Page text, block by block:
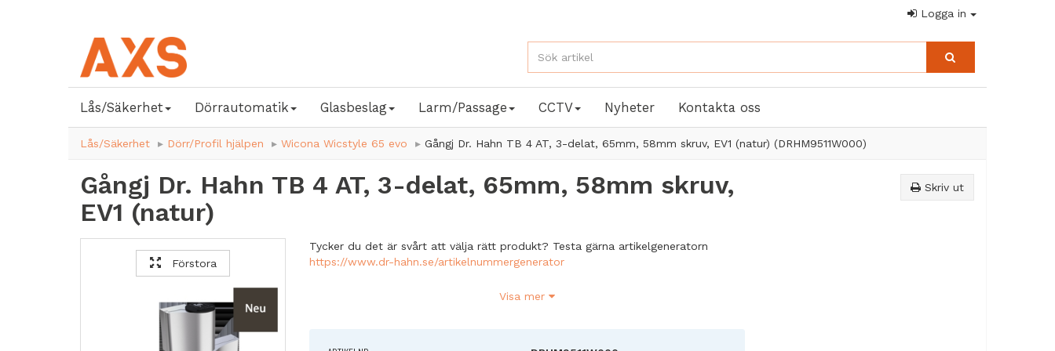
Logga in
Lås/Säkerhet Dörrautomatik Glasbeslag Larm/Passage CCTV Nyheter Kontakta oss
Lås/Säkerhet Dörr/Profil hjälpen Wicona Wicstyle 65 evo Gångj Dr. Hahn TB 4 AT, 3-delat, 65mm, 58mm skruv, EV1 (natur) (DRHM9511W000)
Gångj Dr. Hahn TB 4 AT, 3-delat, 65mm, 58mm skruv,
EV1 (natur)
Skriv ut
Förstora
Tycker du det är svårt att välja rätt produkt? Testa gärna artikelgeneratorn
https://www.dr-hahn.se/artikelnummergenerator
Finns för alla vanliga aluminiumprofilerVisa mer